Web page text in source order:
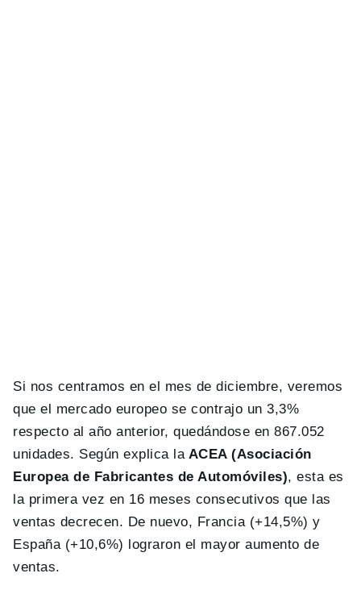
Si nos centramos en el mes de diciembre, veremos
que el mercado europeo se contrajo un 3,3%
respecto al año anterior, quedándose en 867.052
unidades. Según explica laACEA (Asociación
Europea de Fabricantes de Automóviles), esta es
la primera vez en 16 meses consecutivos que las
ventas decrecen. De nuevo, Francia (+14,5%) y
España (+10,6%) lograron el mayor aumento de
ventas.